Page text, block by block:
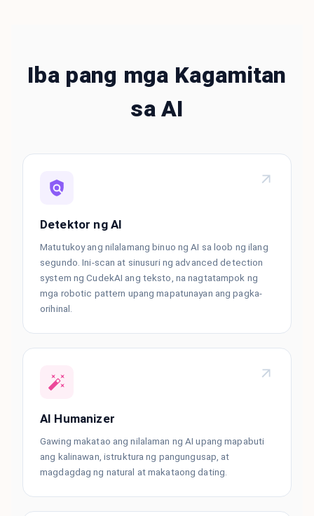
Iba pang mga Kagamitan
sa AI
Detektor ng AI
Matutukoy ang nilalamang binuo ng AI sa loob ng ilang
segundo. Ini-scan at sinusuri ng advanced detection
system ng CudekAI ang teksto, na nagtatampok ng
mga robotic pattern upang mapatunayan ang pagka-
orihinal.
AI Humanizer
Gawing makatao ang nilalaman ng AI upang mapabuti
ang kalinawan, istruktura ng pangungusap, at
magdagdag ng natural at makataong dating.